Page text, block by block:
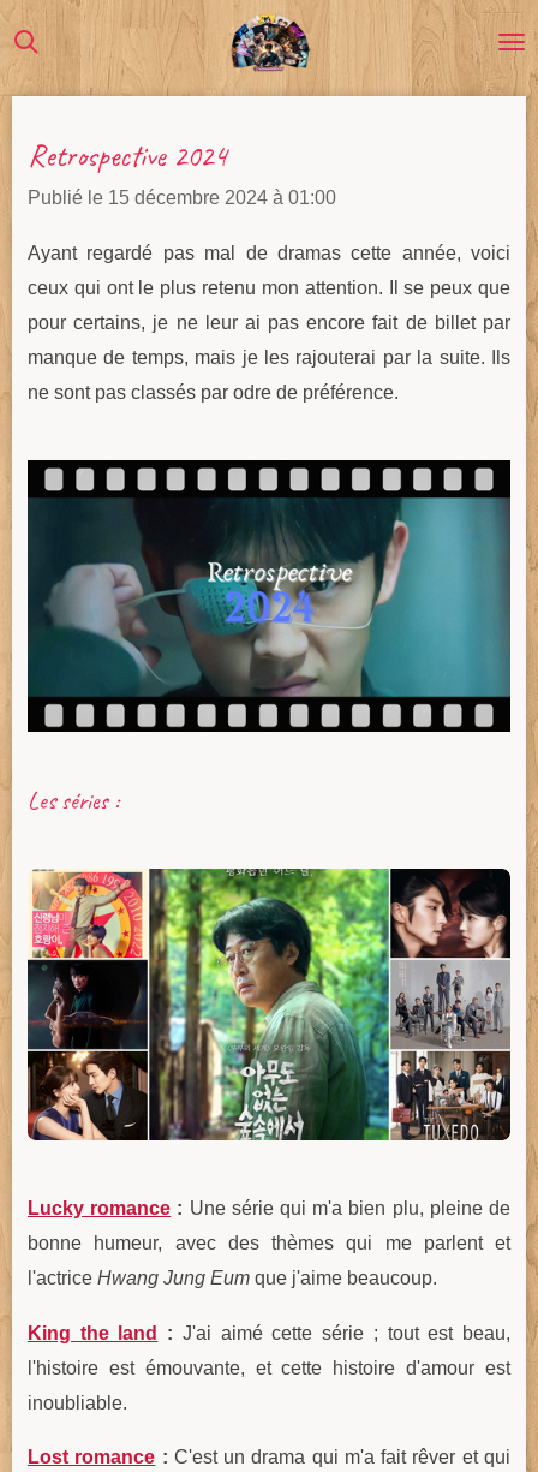
Passer
au
contenu
Retrospective 2024
Publié le 15 décembre 2024 à 01:00
Ayant regardé pas mal de dramas cette année, voici
ceux qui ont le plus retenu mon attention. Il se peux que
pour certains, je ne leur ai pas encore fait de billet par
manque de temps, mais je les rajouterai par la suite. Ils
ne sont pas classés par odre de préférence.
Les séries :
Lucky romance : Une série qui m'a bien plu, pleine de
bonne humeur, avec des thèmes qui me parlent et
l'actrice Hwang Jung Eum que j'aime beaucoup.
King the land : J'ai aimé cette série ; tout est beau,
l'histoire est émouvante, et cette histoire d'amour est
inoubliable.
Lost romance : C'est un drama qui m'a fait rêver et qui